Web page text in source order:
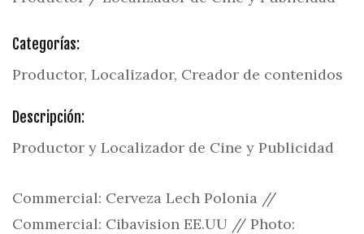
Categorías:
Productor, Localizador, Creador de contenidos
Descripción:
Productor y Localizador de Cine y Publicidad
Commercial: Cerveza Lech Polonia //
Commercial: Cibavision EE.UU // Photo: